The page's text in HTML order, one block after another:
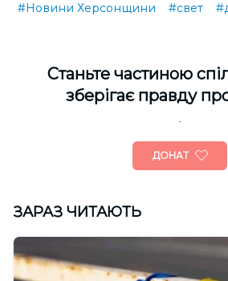
#Новини Херсонщини #свет
Cтаньте частиною
зберігає правду
ДОНАТ
ЗАРАЗ ЧИТАЮТЬ